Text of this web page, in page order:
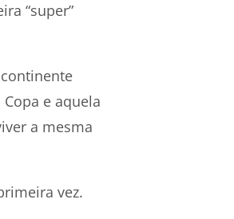
“super”
e aquela
a mesma
vez.